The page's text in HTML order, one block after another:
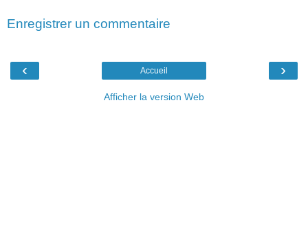
Enregistrer un commentaire
‹ ›
Accueil
Afficher la version Web